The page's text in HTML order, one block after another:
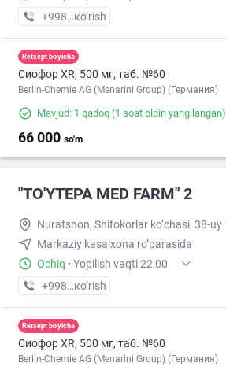
+998 (79) XXX-XX-XX
кo’rish
Retsept bo'yicha
Сиофор XR, 500 мг, таб. №60
Berlin-Chemie AG (Menarini Group) (Германия)
Mavjud: 1 qadoq (1 soat oldin yangilangan)
66 000 so'm
"TO'YTEPA MED FARM" 2
Nurafshon, Shifokorlar ko‘chasi, 38-uy
Markaziy kasalxona ro’parasida
Ochiq · Yopilish vaqti 22:00
+998 (88) XXX-XX-XX
кo’rish
Retsept bo'yicha
Сиофор XR, 500 мг, таб. №60
Berlin-Chemie AG (Menarini Group) (Германия)